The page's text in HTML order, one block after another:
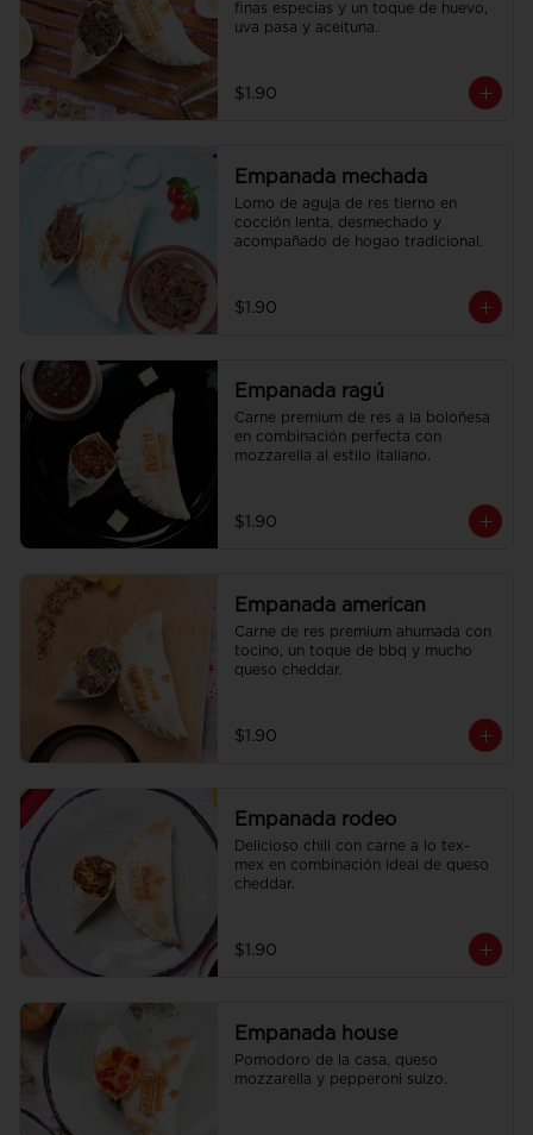
finas especias y un toque de huevo,
uva pasa y aceituna.
$1.90
Empanada mechada
Lomo de aguja de res tierno en
cocción lenta, desmechado y
acompañado de hogao tradicional.
$1.90
Empanada ragú
Carne premium de res a la boloñesa
en combinación perfecta con
mozzarella al estilo italiano.
$1.90
Empanada american
Carne de res premium ahumada con
tocino, un toque de bbq y mucho
queso cheddar.
$1.90
Empanada rodeo
Delicioso chili con carne a lo tex-
mex en combinación ideal de queso
cheddar.
$1.90
Empanada house
Pomodoro de la casa, queso
mozzarella y pepperoni suizo.